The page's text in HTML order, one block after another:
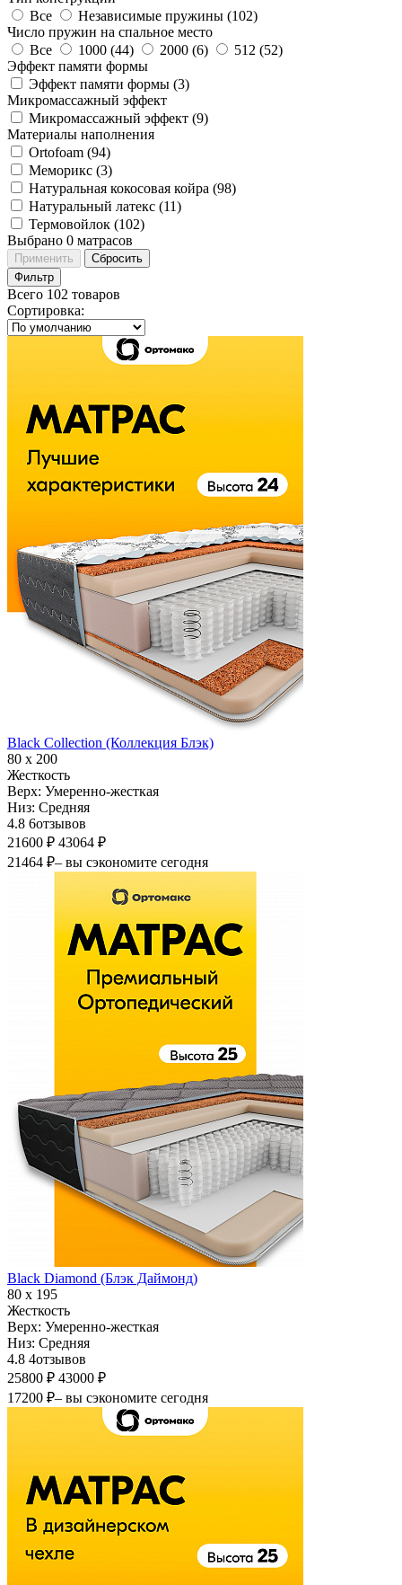
Все
Независимые пружины (102)
Число пружин на спальное место
Все
1000 (44) 2000 (6) 512 (52)
Эффект памяти формы
Эффект памяти формы (3)
Микромассажный эффект
Микромассажный эффект (9)
Материалы наполнения
Ortofoam (94)
Меморикс (3)
Натуральная кокосовая койра (98)
Натуральный латекс (11)
Термовойлок (102)
Выбрано 0 матрасов
Применить
Сбросить
Фильтр
Всего 102 товаров
Сортировка:
Black Collection (Коллекция Блэк)
80 х 200
Жесткость
Верх: Умеренно-жесткая
Низ: Средняя
4.8 6отзывов
21600 ₽ 43064 ₽
21464 ₽– вы сэкономите сегодня
Black Diamond (Блэк Даймонд)
80 х 195
Жесткость
Верх: Умеренно-жесткая
Низ: Средняя
4.8 4отзывов
25800 ₽ 43000 ₽
17200 ₽– вы сэкономите сегодня